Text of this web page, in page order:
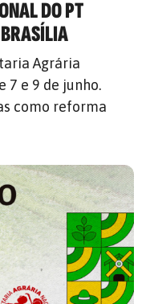
DO PT
Agrária
7 e 9 de junho.
como reforma